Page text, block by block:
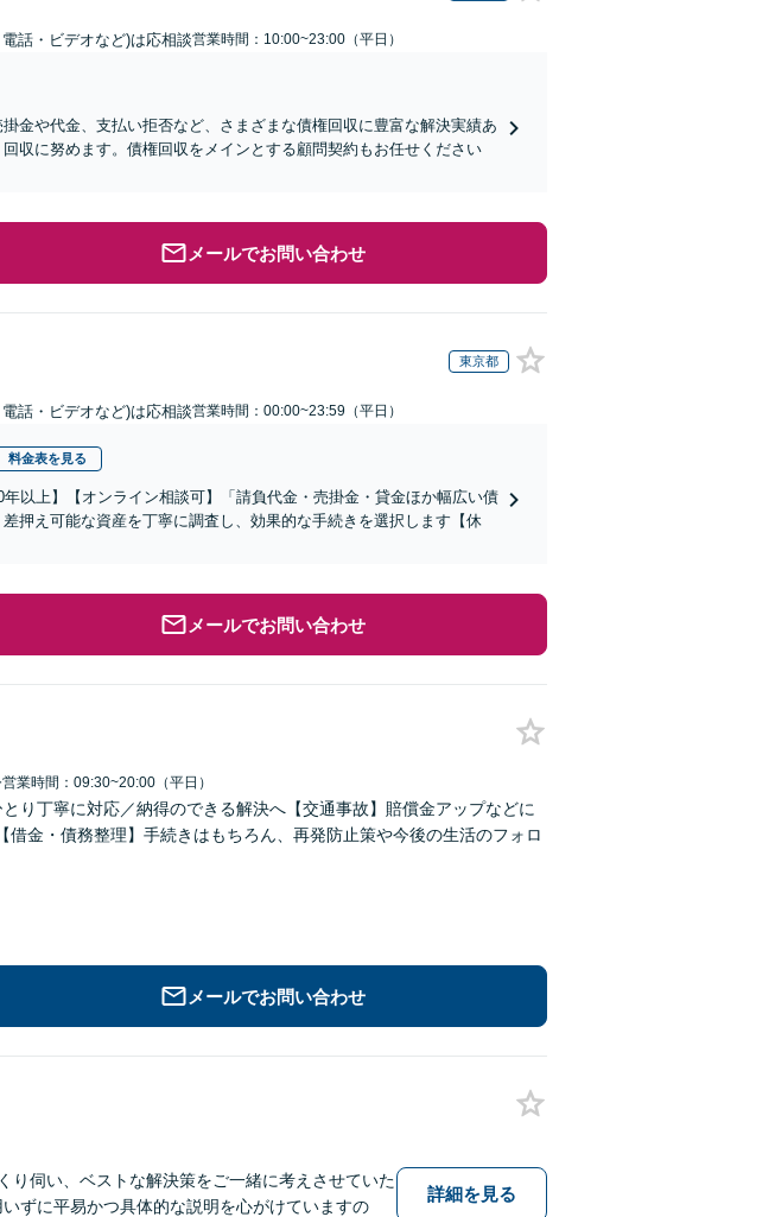
話・ビデオなど)は応相談営業時間：10:00~23:00（平日）
金や代金、支払い拒否など、さまざまな債権回収に豊富な解決実績あ
収に努めます。債権回収をメインとする顧問契約もお任せください
メールでお問い合わせ
東京都
話・ビデオなど)は応相談営業時間：00:00~23:59（平日）
料金表を見る
以上】【オンライン相談可】「請負代金・売掛金・貸金ほか幅広い債
押え可能な資産を丁寧に調査し、効果的な手続きを選択します【休
メールでお問い合わせ
営業時間：09:30~20:00（平日）
り丁寧に対応／納得のできる解決へ【交通事故】賠償金アップなどに
金・債務整理】手続きはもちろん、再発防止策や今後の生活のフォロ
メールでお問い合わせ
り伺い、ベストな解決策をご一緒に考えさせていた
ずに平易かつ具体的な説明を心がけていますの
詳細を見る